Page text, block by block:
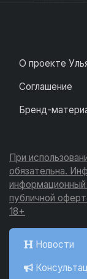
О проекте
Соглашение
Бренд-
При
обязательна.
информационный
публичной
18+
Новости